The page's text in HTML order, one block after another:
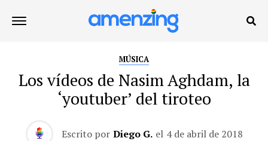
MÚSICA
Los vídeos de Nasim Aghdam, la
‘youtuber’ del tiroteo
Escrito por Diego G. el 4 de abril de 2018